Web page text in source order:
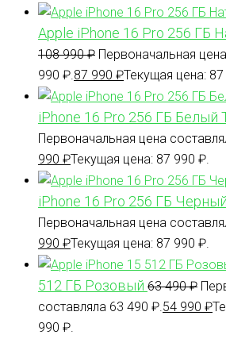
Apple iPhone 16 Pro 256 ГБ
108 990₽ Первоначальная
990 ₽. 87 990 ₽Текущая цена: 87
iPhone 16 Pro 256 ГБ Белый
Первоначальная цена
990 ₽Текущая цена: 87 990 ₽.
iPhone 16 Pro 256 ГБ
Первоначальная цена
990 ₽Текущая цена: 87 990 ₽.
512 ГБ Розовый 63 490₽
составляла 63 490 ₽. 54 990 ₽
990 ₽.